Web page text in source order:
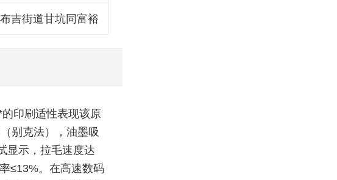
吉街道甘坑同富裕
印刷适性表现该原
别克法），油墨吸
显示，拉毛速度达
≤13%。在高速数码